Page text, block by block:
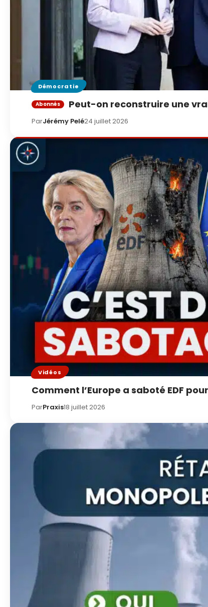
Démocratie
Peut-on reconstruire une
ParJérémy Pelé24 juillet 2026
Vidéos
Comment l’Europe a saboté EDF
ParPraxis18 juillet 2026